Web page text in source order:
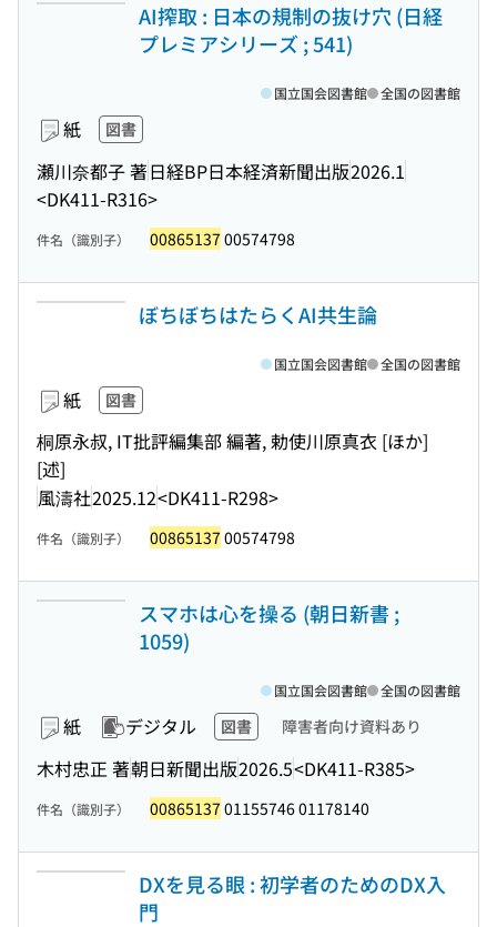
AI搾取 : 日本の規制の抜け穴 (日経
プレミアシリーズ ; 541)
紙 図書
瀬川奈都子 著日経BP日本経済新聞出版2026.1
<DK411-R316>
国立国会図書館 全国の図書館
件名（識別子） 00865137 00574798
ぼちぼちはたらくAI共生論
紙 図書
桐原永叔, IT批評編集部 編著, 勅使川原真衣 [ほか]
[述]
風濤社2025.12<DK411-R298>
国立国会図書館 全国の図書館
件名（識別子） 00865137 00574798
スマホは心を操る (朝日新書 ;
1059)
紙 デジタル 図書 障害者向け資料あり
木村忠正 著朝日新聞出版2026.5<DK411-R385>
国立国会図書館 全国の図書館
件名（識別子） 00865137 01155746 01178140
DXを見る眼 : 初学者のためのDX入
門